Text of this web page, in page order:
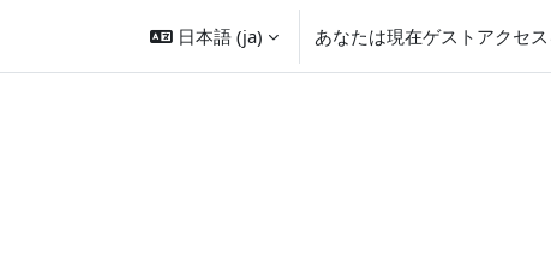
日本語 ‎(ja)‎ あなたは現在ゲストアクセ